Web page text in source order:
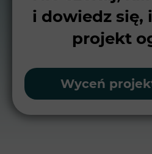
i dowiedz się,
projekt
Wyceń